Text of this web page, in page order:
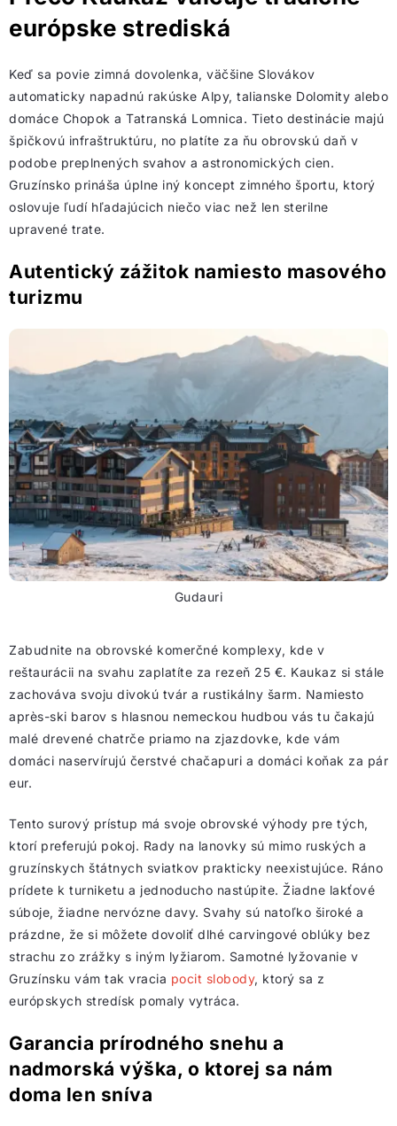
európske strediská
Keď sa povie zimná dovolenka, väčšine Slovákov
automaticky napadnú rakúske Alpy, talianske Dolomity alebo
domáce Chopok a Tatranská Lomnica. Tieto destinácie majú
špičkovú infraštruktúru, no platíte za ňu obrovskú daň v
podobe preplnených svahov a astronomických cien.
Gruzínsko prináša úplne iný koncept zimného športu, ktorý
oslovuje ľudí hľadajúcich niečo viac než len sterilne
upravené trate.
Autentický zážitok namiesto masového
turizmu
Gudauri
Zabudnite na obrovské komerčné komplexy, kde v
reštaurácii na svahu zaplatíte za rezeň 25 €. Kaukaz si stále
zachováva svoju divokú tvár a rustikálny šarm. Namiesto
après-ski barov s hlasnou nemeckou hudbou vás tu čakajú
malé drevené chatrče priamo na zjazdovke, kde vám
domáci naservírujú čerstvé chačapuri a domáci koňak za pár
eur.
Tento surový prístup má svoje obrovské výhody pre tých,
ktorí preferujú pokoj. Rady na lanovky sú mimo ruských a
gruzínskych štátnych sviatkov prakticky neexistujúce. Ráno
prídete k turniketu a jednoducho nastúpite. Žiadne lakťové
súboje, žiadne nervózne davy. Svahy sú natoľko široké a
prázdne, že si môžete dovoliť dlhé carvingové oblúky bez
strachu zo zrážky s iným lyžiarom. Samotné lyžovanie v
Gruzínsku vám tak vracia pocit slobody, ktorý sa z
európskych stredísk pomaly vytráca.
Garancia prírodného snehu a
nadmorská výška, o ktorej sa nám
doma len sníva